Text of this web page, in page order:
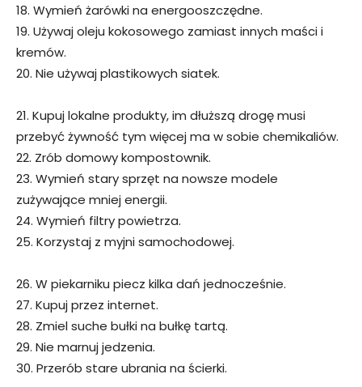
18. Wymień żarówki na energooszczędne.
19. Używaj oleju kokosowego zamiast innych maści i
kremów.
20. Nie używaj plastikowych siatek.
21. Kupuj lokalne produkty, im dłuższą drogę musi
przebyć żywność tym więcej ma w sobie chemikaliów.
22. Zrób domowy kompostownik.
23. Wymień stary sprzęt na nowsze modele
zużywające mniej energii.
24. Wymień filtry powietrza.
25. Korzystaj z myjni samochodowej.
26. W piekarniku piecz kilka dań jednocześnie.
27. Kupuj przez internet.
28. Zmiel suche bułki na bułkę tartą.
29. Nie marnuj jedzenia.
30. Przerób stare ubrania na ścierki.